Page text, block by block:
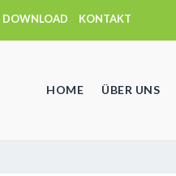
DOWNLOAD KONTAKT
HOME ÜBER UNS